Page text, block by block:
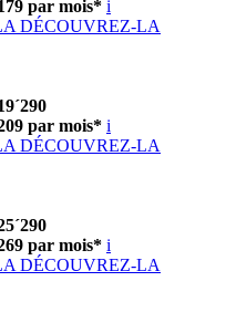
par mois* i
DÉCOUVREZ-LA
par mois* i
DÉCOUVREZ-LA
par mois* i
DÉCOUVREZ-LA